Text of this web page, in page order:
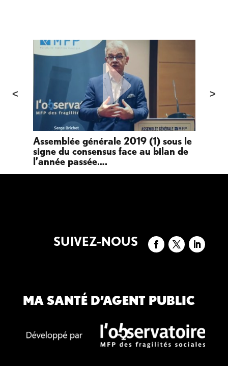
Assemblée générale 2019 (1) sous le
signe du consensus face au bilan de
l’année passée….
SUIVEZ-NOUS
MA SANTÉ D’AGENT PUBLIC